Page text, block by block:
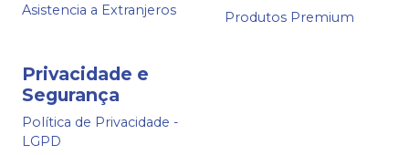
Asistencia a Extranjeros
Produtos Premium
Privacidade e
Segurança
Política de Privacidade -
LGPD